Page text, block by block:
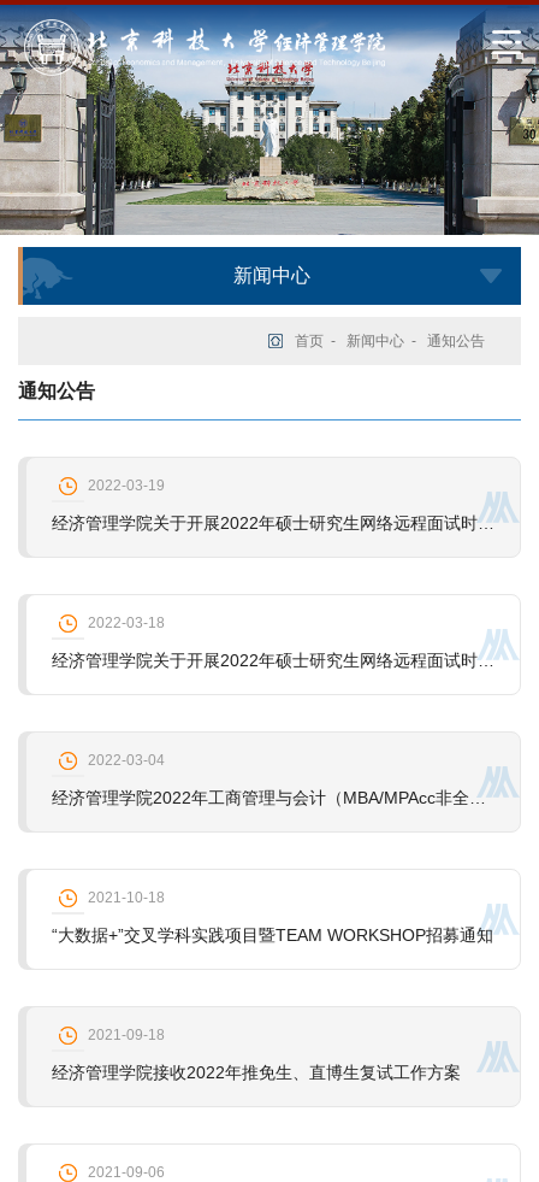
新闻中心
首页 - 新闻中心 - 通知公告
通知公告
2022-03-19
经济管理学院关于开展2022年硕士研究生网络远程面试时间安排的通知（学术学位）
2022-03-18
经济管理学院关于开展2022年硕士研究生网络远程面试时间安排的通知（专业学位）
2022-03-04
经济管理学院2022年工商管理与会计（MBA/MPAcc非全日制）专业学位硕士研究生招生预调剂通知
2021-10-18
“大数据+”交叉学科实践项目暨TEAM WORKSHOP招募通知
2021-09-18
经济管理学院接收2022年推免生、直博生复试工作方案
2021-09-06